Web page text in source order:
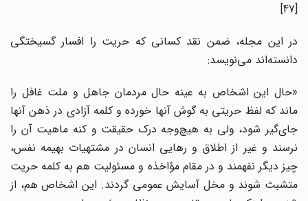
در این مجله، ضمن نقد کسانی که حریت را افسار گسیختگی
دانسته‌اند می‌نویسد:
«حال این اشخاص به عینه حال مردمان جاهل و ملت غافل را
ماند که لفظ حریتی به گوش آنها خورده و کلمه آزادی در ذهن آنها
جای‌گیر شود، ولی به هیچ‌وجه درک حقیقت و کنه ماهیت آن را
نرسند و غیر از اطلاق و رهایی انسان در مشتهیات بهیمه نفس،
چیز دیگر نفهمند و در مقام مؤاخذه و مسئولیت هم به کلمه حریت
متشبث شوند و مخل آسایش عمومی گردند. این اشخاص هم، از